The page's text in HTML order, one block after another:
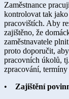
Zaměstnance
kontrolovat tak
pracovištích. Aby
zajištěno, že
zaměstnavatele
proto doporučit,
pracovních úkolů,
zpracování,
• Zajištění